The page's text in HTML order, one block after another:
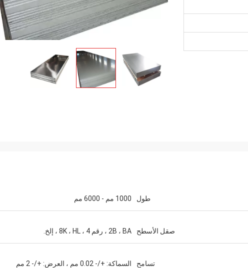
طول 1000 مم - 6000 مم
صقل الأسطح 2B ، BA ، رقم 4 ، 8K ، HL ، إلخ.
تسامح السماكة: +/- 0.02 مم ، العرض: +/- 2 مم